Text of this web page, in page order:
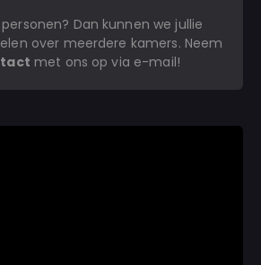
Dan kunnen we jullie
over meerdere kamers. Neem
met ons op via e-mail!